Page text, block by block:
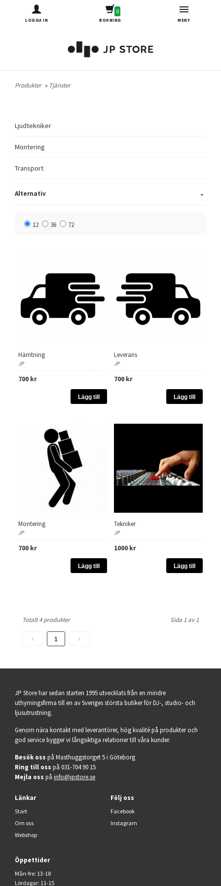
LOGGA IN
0
BOKNING MENY
Produkter » Tjänster
Ljudtekniker
Montering
Transport
Alternativ
12 36 72
Hämtning
JP
700 kr
Lägg till
Leverans
JP
700 kr
Lägg till
Montering
JP
700 kr
Lägg till
Tekniker
JP
1000 kr
Lägg till
Totalt 4 produkter Sida 1 av 1
1
JP Store har sedan starten 1995 utvecklats från en mindre
uthyrningsfirma till en av Sveriges största butiker för DJ-, studio- och
ljusutrustning.
Genom nära kontakt med leverantörer, hög kvalité på produkter och
god service bygger vi långsiktiga relationer till våra kunder.
Besök oss på Masthuggstorget 5 i Göteborg
Ring till oss på 031-704 90 15
Mejla oss på info@jpstore.se
Länkar
Start
Om oss
Webshop
Följ oss
Facebook
Instagram
Öppettider
Mån-fre: 13-18
Lördagar: 11-15